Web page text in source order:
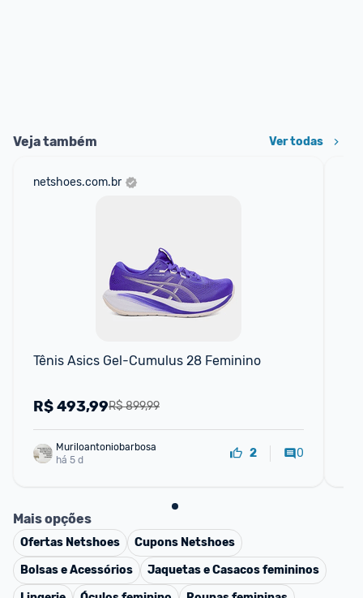
Veja também Ver todas
netshoes.com.br
Tênis Asics Gel-Cumulus 28 Feminino
R$ 899,99
R$493,99
Muriloantoniobarbosa
há 5 d
2 0
Mais opções
Ofertas Netshoes Cupons Netshoes
Bolsas e Acessórios
Jaquetas e Casacos femininos